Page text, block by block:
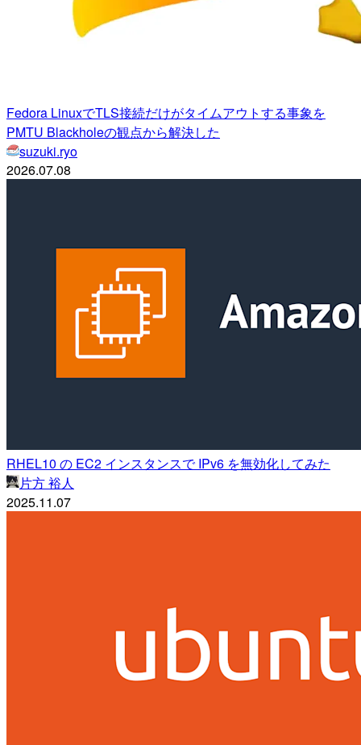
Fedora LinuxでTLS接続だけがタイムアウトする事象を
PMTU Blackholeの観点から解決した
suzuki.ryo
2026.07.08
RHEL10 の EC2 インスタンスで IPv6 を無効化してみた
片方 裕人
2025.11.07